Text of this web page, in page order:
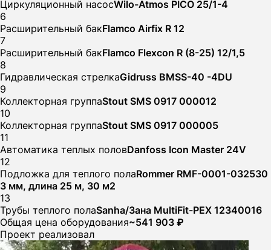
Циркуляционный насосWilo-Atmos PICO 25/1-4
6
Расширительный бакFlamco Airfix R 12
7
Расширительный бакFlamco Flexcon R (8-25) 12/1,5
8
Гидравлическая стрелкаGidruss BMSS-40 -4DU
9
Коллекторная группаStout SMS 0917 000012
10
Коллекторная группаStout SMS 0917 000005
11
Автоматика теплых половDanfoss Icon Master 24V
12
Подложка для теплого полаRommer RMF-0001-032530
3 мм, длина 25 м, 30 м2
13
Трубы теплого полаSanha/Зана MultiFit-PEX 12340016
Общая цена оборудования~541 903 ₽
Проект реализовал